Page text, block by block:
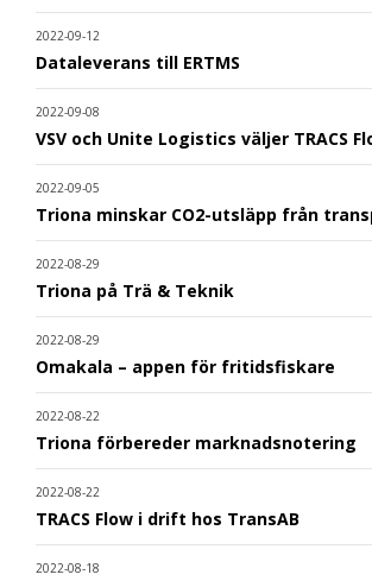
2022-09-12
Dataleverans till ERTMS
2022-09-08
VSV och Unite Logistics väljer TRACS
2022-09-05
Triona minskar CO2-utsläpp från
2022-08-29
Triona på Trä & Teknik
2022-08-29
Omakala – appen för fritidsfiskare
2022-08-22
Triona förbereder marknadsnotering
2022-08-22
TRACS Flow i drift hos TransAB
2022-08-18